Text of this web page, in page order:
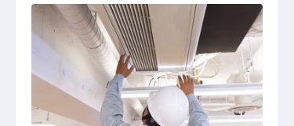
施設管理業務